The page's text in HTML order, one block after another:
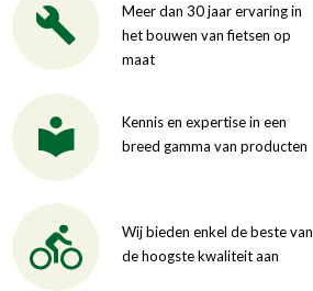
Meer dan 30 jaar ervaring in
het bouwen van fietsen op
maat
Kennis en expertise in een
breed gamma van producten
Wij bieden enkel de beste van
de hoogste kwaliteit aan